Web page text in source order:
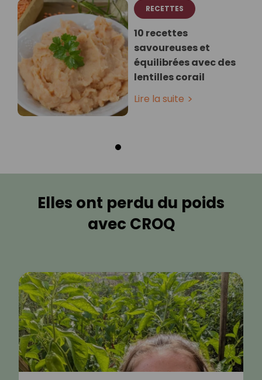
RECETTES
10 recettes
savoureuses et
équilibrées avec des
lentilles corail
Lire la suite
Elles ont perdu du poids
avec CROQ